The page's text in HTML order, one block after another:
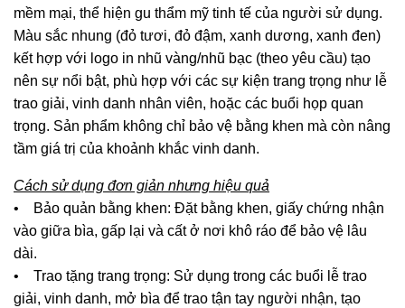
mềm mại, thể hiện gu thẩm mỹ tinh tế của người sử dụng.
Màu sắc nhung (đỏ tươi, đỏ đậm, xanh dương, xanh đen)
kết hợp với logo in nhũ vàng/nhũ bạc (theo yêu cầu) tạo
nên sự nổi bật, phù hợp với các sự kiện trang trọng như lễ
trao giải, vinh danh nhân viên, hoặc các buổi họp quan
trọng. Sản phẩm không chỉ bảo vệ bằng khen mà còn nâng
tầm giá trị của khoảnh khắc vinh danh.
Cách sử dụng đơn giản nhưng hiệu quả
• Bảo quản bằng khen: Đặt bằng khen, giấy chứng nhận
vào giữa bìa, gấp lại và cất ở nơi khô ráo để bảo vệ lâu
dài.
• Trao tặng trang trọng: Sử dụng trong các buổi lễ trao
giải, vinh danh, mở bìa để trao tận tay người nhận, tạo